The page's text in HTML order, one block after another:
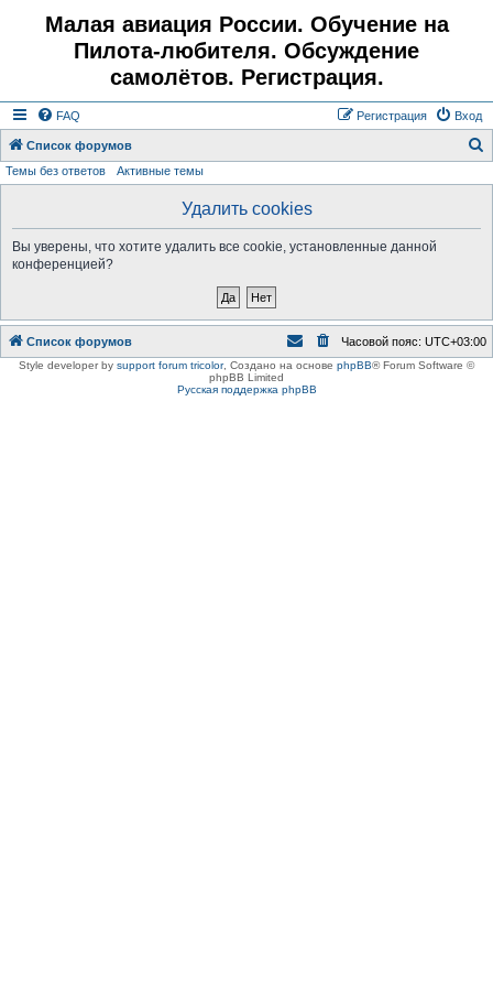
Малая авиация России. Обучение на
Пилота-любителя. Обсуждение
самолётов. Регистрация.
FAQ Вход
Регистрация
Список форумов
Темы без ответов Активные темы
Удалить cookies
Вы уверены, что хотите удалить все cookie, установленные данной
конференцией?
Список форумов Часовой пояс: UTC+03:00
Style developer by support forum tricolor, Создано на основе phpBB® Forum Software ©
phpBB Limited
Русская поддержка phpBB